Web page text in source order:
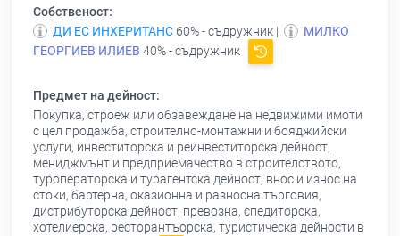
Собственост:
ДИ ЕС ИНХЕРИТАНС 60% - съдружник |
МИЛКО
ГЕОРГИЕВ ИЛИЕВ 40% - съдружник
Предмет на дейност:
Покупка, строеж или обзавеждане на недвижими имоти
с цел продажба, строително-монтажни и бояджийски
услуги, инвеститорска и реинвеститорска дейност,
мениджмънт и предприемачество в строителството,
туроператорска и турагентска дейност, внос и износ на
стоки, бартерна, оказионна и разносна търговия,
дистрибуторска дейност, превозна, спедиторска,
хотелиерска, ресторантъорска, туристическа дейности в